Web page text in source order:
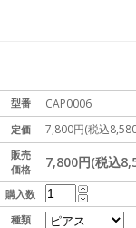
型番 CAP0006
定価 7,800円(税込
販売
価格
7,800円(税込
購入数
種類